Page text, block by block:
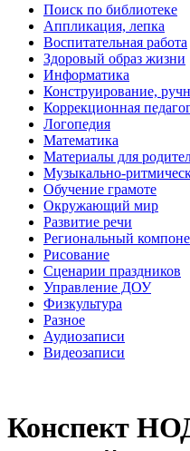
Поиск по библиотеке
Аппликация, лепка
Воспитательная работа
Здоровый образ жизни
Информатика
Конструирование,
Коррекционная
Логопедия
Математика
Материалы для
Музыкально-
Обучение грамоте
Окружающий мир
Развитие речи
Региональный
Рисование
Сценарии праздников
Управление ДОУ
Физкультура
Разное
Аудиозаписи
Видеозаписи
Конспект